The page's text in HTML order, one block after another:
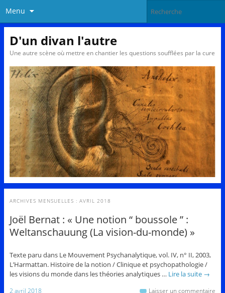
Menu
D'un divan l'autre
Une autre scène où mettre en chantier les questions soufflées par la cure
ARCHIVES MENSUELLES : AVRIL 2018
Joël Bernat : « Une notion “ boussole ” :
Weltanschauung (La vision-du-monde) »
Texte paru dans Le Mouvement Psychanalytique, vol. IV, n° II, 2003,
L’Harmattan. Histoire de la notion / Clinique et psychopathologie /
les visions du monde dans les théories analytiques … Lire la suite →
2 avril 2018 Laisser un commentaire